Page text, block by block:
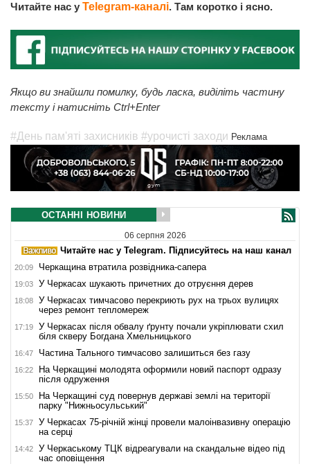
Читайте нас у Telegram-каналі. Там коротко і ясно.
Якщо ви знайшли помилку, будь ласка, виділіть частину
тексту і натисніть Ctrl+Enter
#День пам'яті захисників #урочисті заходи Реклама
ОСТАННІ НОВИНИ
06 серпня 2026
Читайте нас у Telegram. Підписуйтесь на наш канал
20:09 Черкащина втратила розвідника-сапера
19:03 У Черкасах шукають причетних до отруєння дерев
18:08
У Черкасах тимчасово перекриють рух на трьох вулицях
через ремонт тепломереж
17:19
У Черкасах після обвалу ґрунту почали укріплювати схил
біля скверу Богдана Хмельницького
16:47 Частина Тального тимчасово залишиться без газу
16:22
На Черкащині молодята оформили новий паспорт одразу
після одруження
15:50
На Черкащині суд повернув державі землі на території
парку "Нижньосульський"
15:37
У Черкасах 75-річній жінці провели малоінвазивну операцію
на серці
14:42
У Черкаському ТЦК відреагували на скандальне відео під
час оповіщення